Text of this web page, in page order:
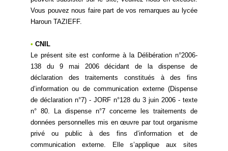
Vous pouvez nous faire part de vos remarques au lycée
Haroun TAZIEFF.
• CNIL
Le présent site est conforme à la Délibération n°2006-
138 du 9 mai 2006 décidant de la dispense de
déclaration des traitements constitués à des fins
d’information ou de communication externe (Dispense
de déclaration n°7) - JORF n°128 du 3 juin 2006 - texte
n° 80. La dispense n°7 concerne les traitements de
données personnelles mis en œuvre par tout organisme
privé ou public à des fins d’information et de
communication externe. Elle s’applique aux sites